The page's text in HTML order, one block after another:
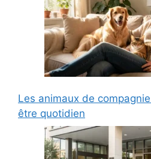
Les animaux de
être quotidien